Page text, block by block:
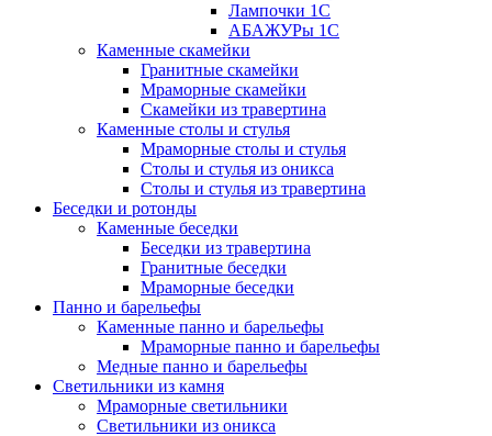
Лампочки 1С
АБАЖУРы 1С
Каменные скамейки
Гранитные скамейки
Мраморные скамейки
Скамейки из травертина
Каменные столы и стулья
Мраморные столы и стулья
Столы и стулья из оникса
Столы и стулья из травертина
Беседки и ротонды
Каменные беседки
Беседки из травертина
Гранитные беседки
Мраморные беседки
Панно и барельефы
Каменные панно и барельефы
Мраморные панно и барельефы
Медные панно и барельефы
Светильники из камня
Мраморные светильники
Светильники из оникса